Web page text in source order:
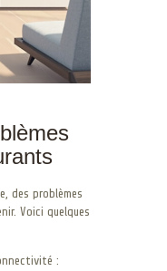
des problèmes
Voici quelques
: